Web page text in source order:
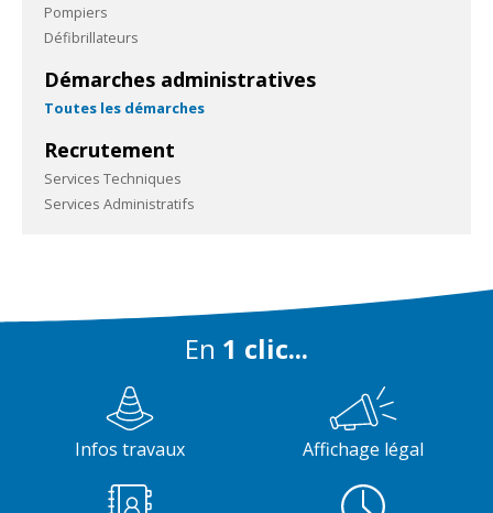
Pompiers
Défibrillateurs
Démarches administratives
Toutes les démarches
Recrutement
Services Techniques
Services Administratifs
En 1 clic...
Infos travaux Affichage légal